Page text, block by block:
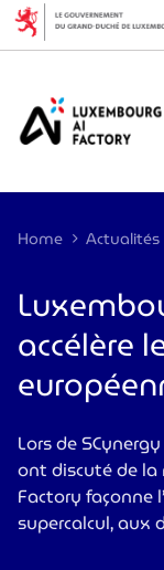
Home
accélère
Lors de
ont discuté de
Factory façonne
supercalcul, aux
Cookies